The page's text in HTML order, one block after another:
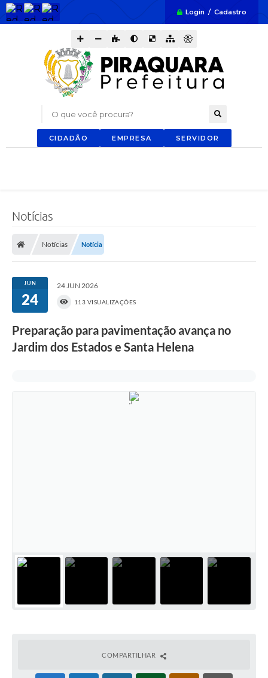
Login / Cadastro
O que você procura?
CIDADÃO EMPRESA SERVIDOR
Notícias
Notícias Notícia
JUN
24
24 JUN 2026
113 VISUALIZAÇÕES
Preparação para pavimentação avança no
Jardim dos Estados e Santa Helena
COMPARTILHAR